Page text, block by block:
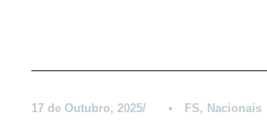
17 de Outubro, 2025 • FS, Nacionais